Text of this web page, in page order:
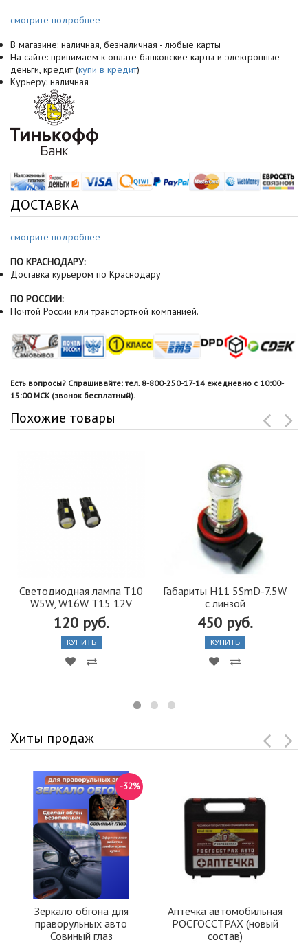
смотрите подробнее
В магазине: наличная, безналичная - любые карты
На сайте: принимаем к оплате банковские карты и электронные
деньги, кредит (купи в кредит)
Курьеру: наличная
ДОСТАВКА
смотрите подробнее
ПО КРАСНОДАРУ:
Доставка курьером по Краснодару
ПО РОССИИ:
Почтой России или транспортной компанией.
Есть вопросы? Спрашивайте: тел. 8-800-250-17-14 ежедневно с 10:00-
15:00 МСК (звонок бесплатный).
Похожие товары
Светодиодная лампа T10
W5W, W16W T15 12V
120 руб.
КУПИТЬ
Габариты H11 5SmD-7.5W
с линзой
450 руб.
КУПИТЬ
Хиты продаж
Зеркало обгона для
праворульных авто
Совиный глаз
-32%
Аптечка автомобильная
РОСГОССТРАХ (новый
состав)